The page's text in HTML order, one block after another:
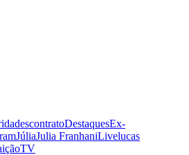
contratoDestaquesEx-
JúliaJulia FranhaniLivelucas
TV